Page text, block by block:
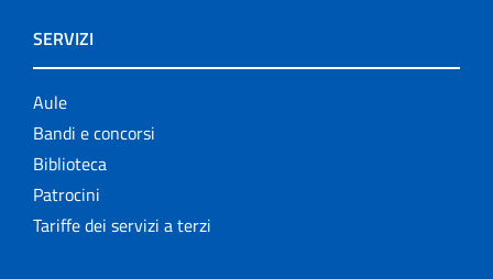
SERVIZI
Aule
Bandi e concorsi
Biblioteca
Patrocini
Tariffe dei servizi a terzi